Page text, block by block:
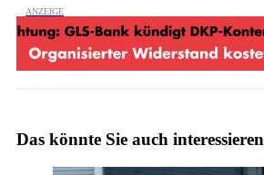
Das könnte Sie auch interessieren